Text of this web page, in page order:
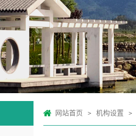
网站首页 > 机构设置 >